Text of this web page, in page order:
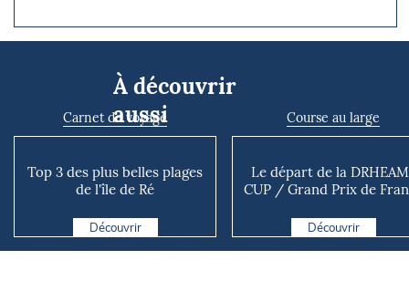
À découvrir
aussi
Carnet de voyage
Top 3 des plus belles plages
de l'île de Ré
Découvrir
Course au large
Le départ de la
CUP / Grand Prix de
Découvrir